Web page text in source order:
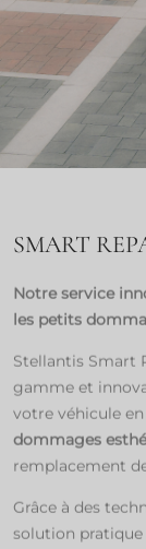
SMART
Notre service
les petits
Stellantis Smart
gamme et
votre véhicule
dommages
remplacement
Grâce à des
solution